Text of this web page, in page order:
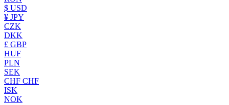
$ USD
¥ JPY
CZK
DKK
£ GBP
HUF
PLN
SEK
CHF CHF
ISK
NOK